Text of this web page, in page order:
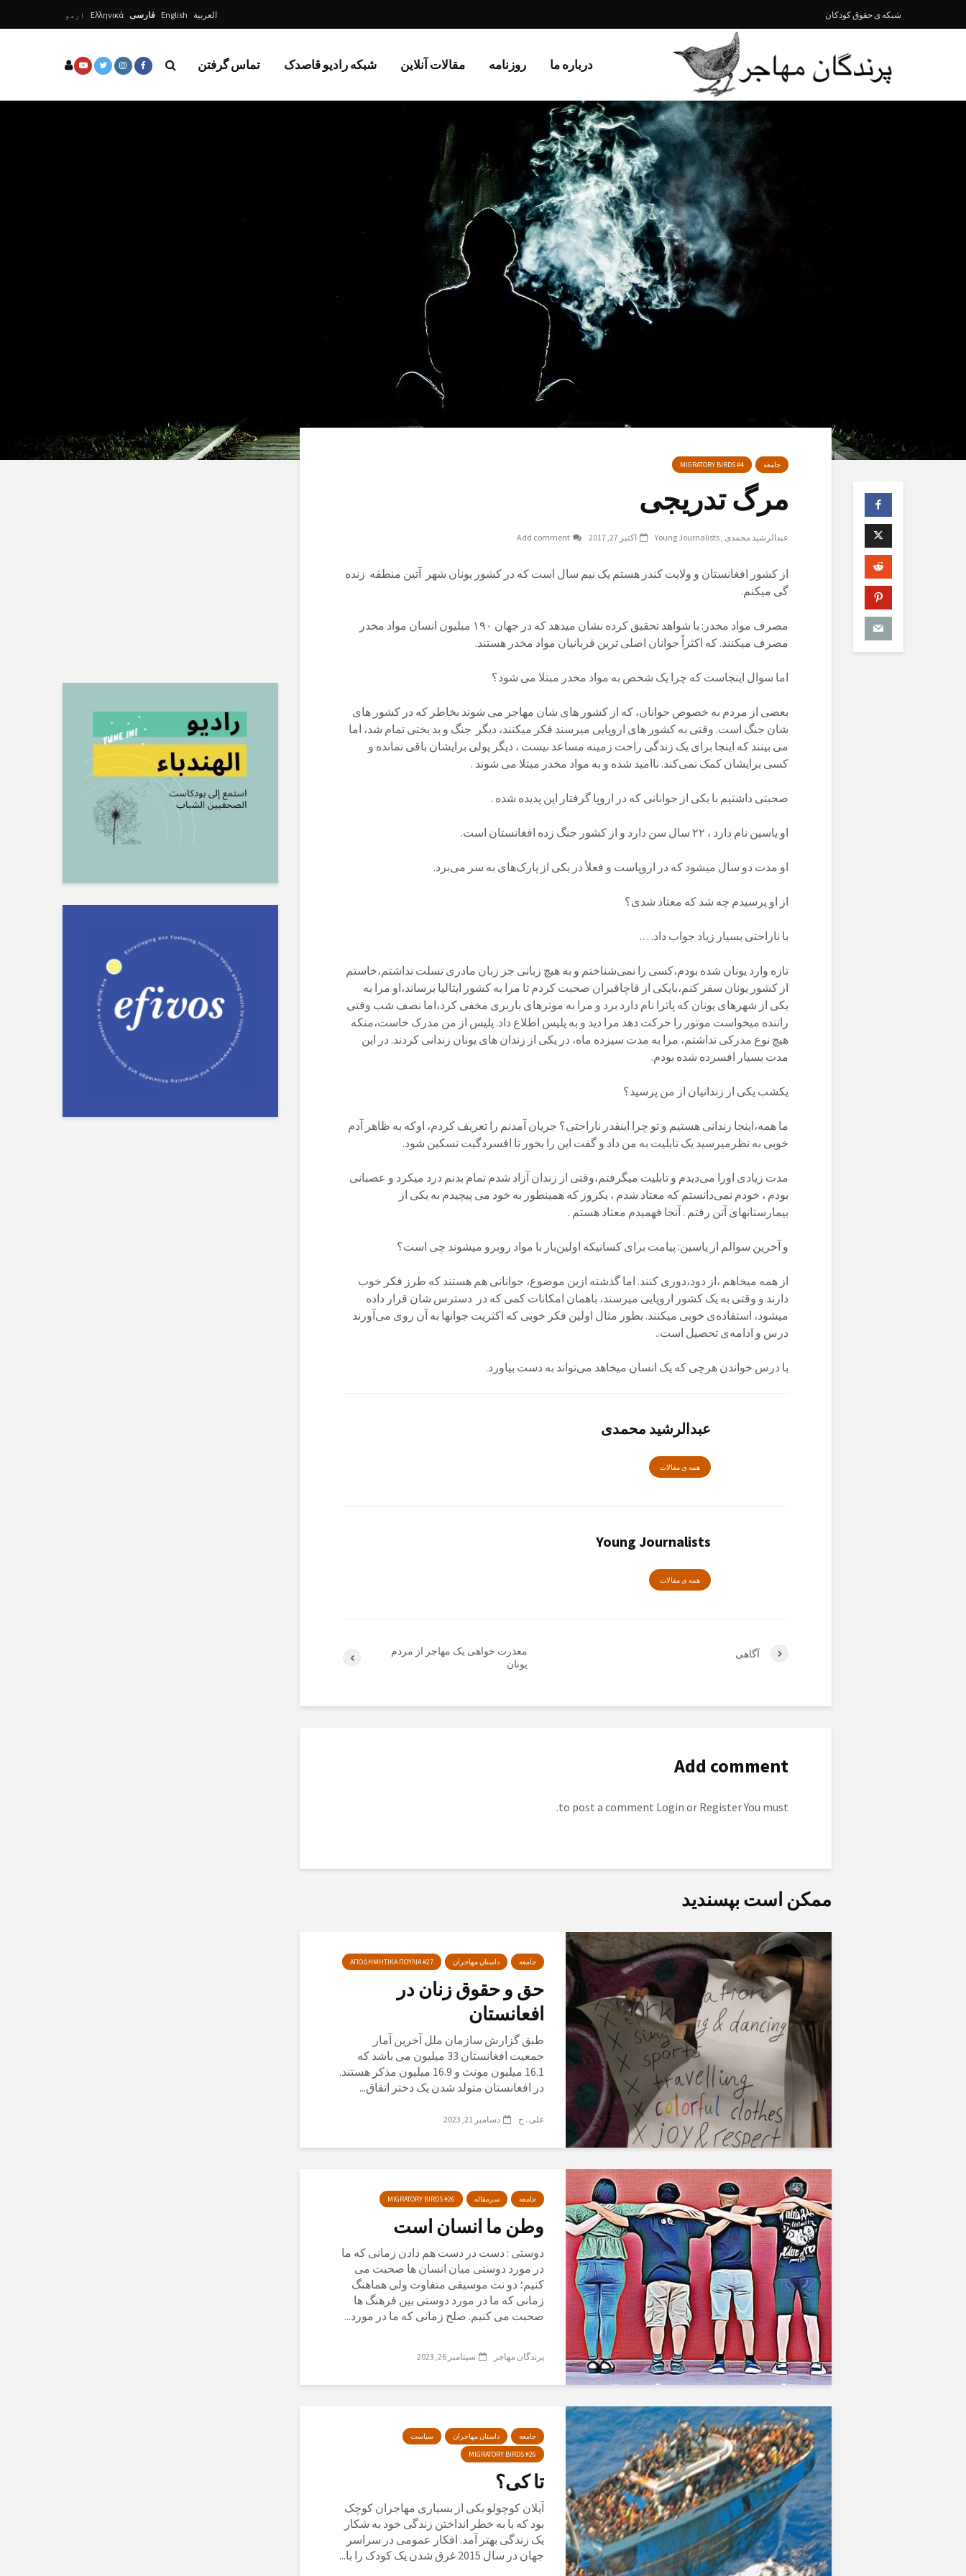
شبکە ی حقوق کودکان العربية English فارسی Ελληνικά اردو
درباره ما روزنامە مقالات آنلاین شبکه رادیو قاصدک تماس گرفتن
جامعه MIGRATORY BIRDS #4
مرگ تدریجی
عبدالرشید محمدی Young Journalists اکتبر 27, 2017 Add comment
از کشور افغانستان و ولایت کندز هستم یک نیم سال است که در کشور یونان شهر آتین منطقه زنده
گی میکنم.
مصرف مواد مخدر: با شواهد تحقیق کرده نشان میدهد که در جهان ۱۹۰ میلیون انسان مواد مخدر
مصرف میکنند. که اکثراً جوانان اصلی ترین قربانیان مواد مخدر هستند.
اما سوال اینجاست که چرا یک شخص به مواد مخدر مبتلا می شود؟
بعضی از مردم به خصوص جوانان، که از کشور های شان مهاجر می شوند بخاطر که در کشور های
شان جنگ است. وقتی به کشور های اروپایی میرسند فکر میکنند، دیگر جنگ و بد بختی تمام شد، اما
می بینند که اینجا برای یک زندگی راحت زمینه مساعد نیست ، دیگر پولی برایشان باقی نمانده و
کسی برایشان کمک نمی‌کند. ناامید شده و به مواد مخدر مبتلا می شوند .
صحبتی داشتیم با یکی از جوانانی که در اروپا گرفتار این پدیده شده .
او یاسین نام دارد ، ۲۲ سال سن دارد و از کشور جنگ زده افغانستان است.
او مدت دو سال میشود که در اروپاست و فعلأ در یکی از پارک‌های به سر می‌برد.
از او پرسیدم چه شد که معتاد شدی؟
با ناراحتی بسیار زیاد جواب داد….
تازه وارد یونان شده بودم،کسی را نمی‌شناختم و به هیچ زبانی جز زبان مادری تسلت نداشتم،خاستم
از کشور یونان سفر کنم،بایکی از قاچاقبران صحبت کردم تا مرا به کشور ایتالیا برساند،او مرا به
یکی از شهرهای یونان که پاترا نام دارد برد و مرا به موترهای باربری مخفی کرد،اما نصف شب وقتی
راننده میخواست موتور را حرکت دهد مرا دید و به پلیس اطلاع داد. پلیس از من مدرک خاست،منکه
هیچ نوع مدرکی نداشتم، مرا به مدت سیزده ماه، در یکی از زندان های یونان زندانی کردند. در این
مدت بسیار افسرده شده بودم.
یکشب یکی از زندانیان از من پرسید؟
ما همه،اینجا زندانی هستیم و تو چرا اینقدر ناراحتی؟ جریان آمدنم را تعریف کردم، اوکه به ظاهر آدم
خوبی به نظرمیرسید یک تابلیت به من داد و گفت این را بخور تا افسردگیت تسکین شود.
مدت زیادی اورا می‌دیدم و تابلیت میگرفتم،وقتی از زندان آزاد شدم تمام بدنم درد میکرد و عصبانی
بودم ، خودم نمی‌دانستم که معتاد شدم ، یکروز که همینطور به خود می پیچیدم به یکی از
بیمارستانهای آتن رفتم . آنجا فهمیدم معتاد هستم .
و آخرین سوالم از یاسین: پیامت برای کسانیکه اولین‌بار با مواد روبرو میشوند چی است؟
از همه میخاهم ،از دود،دوری کنند. اما گذشته ازین موضوع، جوانانی هم هستند که طرز فکر خوب
دارند و وقتی به یک کشور اروپایی میرسند، باهمان امکانات کمی که در دسترس شان قرار داده
میشود، استفاده‌ی خوبی میکنند. بطور مثال اولین فکر خوبی که اکثریت جوانها به آن روی می‌آورند
درس و ادامه‌ی تحصیل است..
با درس خواندن هرچی که یک انسان میخاهد می‌تواند به دست بیاورد.
عبدالرشید محمدی
همە ی مقالات
Young Journalists
همە ی مقالات
معذرت خواهی یک مهاجر از مردم
یونان
آگاهی‌
Add comment
You must
Register
Login
ممکن است بپسندید
جامعه داستان مهاجران ΑΠΟΔΗΜΗΤΙΚΑ ΠΟΥΛΙΑ #27
حق و حقوق زنان در
افعانستان
طبق گزارش سازمان ملل آخرین آمار
جمعیت افغانستان 33 میلیون می باشد که
16.1 میلیون مونث و 16.9 میلیون مذکر هستند.
در افغانستان متولد شدن یک دختر اتفاق...
علی . ح دسامبر 21, 2023
جامعه سرمقاله MIGRATORY BIRDS #26
وطن ما انسان است
دوستی : دست در دست هم دادن زمانی که ما
در مورد دوستی میان انسان ها صحبت می
کنیم؛ دو نت موسیقی متفاوت ولی هماهنگ
زمانی که ما در مورد دوستی بین فرهنگ ها
صحبت می کنیم. صلح زمانی که ما در مورد...
پرندگان مهاجر سپتامبر 26, 2023
جامعه داستان مهاجران
سیاست
MIGRATORY BIRDS #26
تا کی؟
آیلان کوچولو یکی از بسیاری مهاجران کوچک
بود که با به خطر انداختن زندگی خود به شکار
یک زندگی بهتر آمد. افکار عمومی در سراسر
جهان در سال 2015 غرق شدن یک کودک را با...